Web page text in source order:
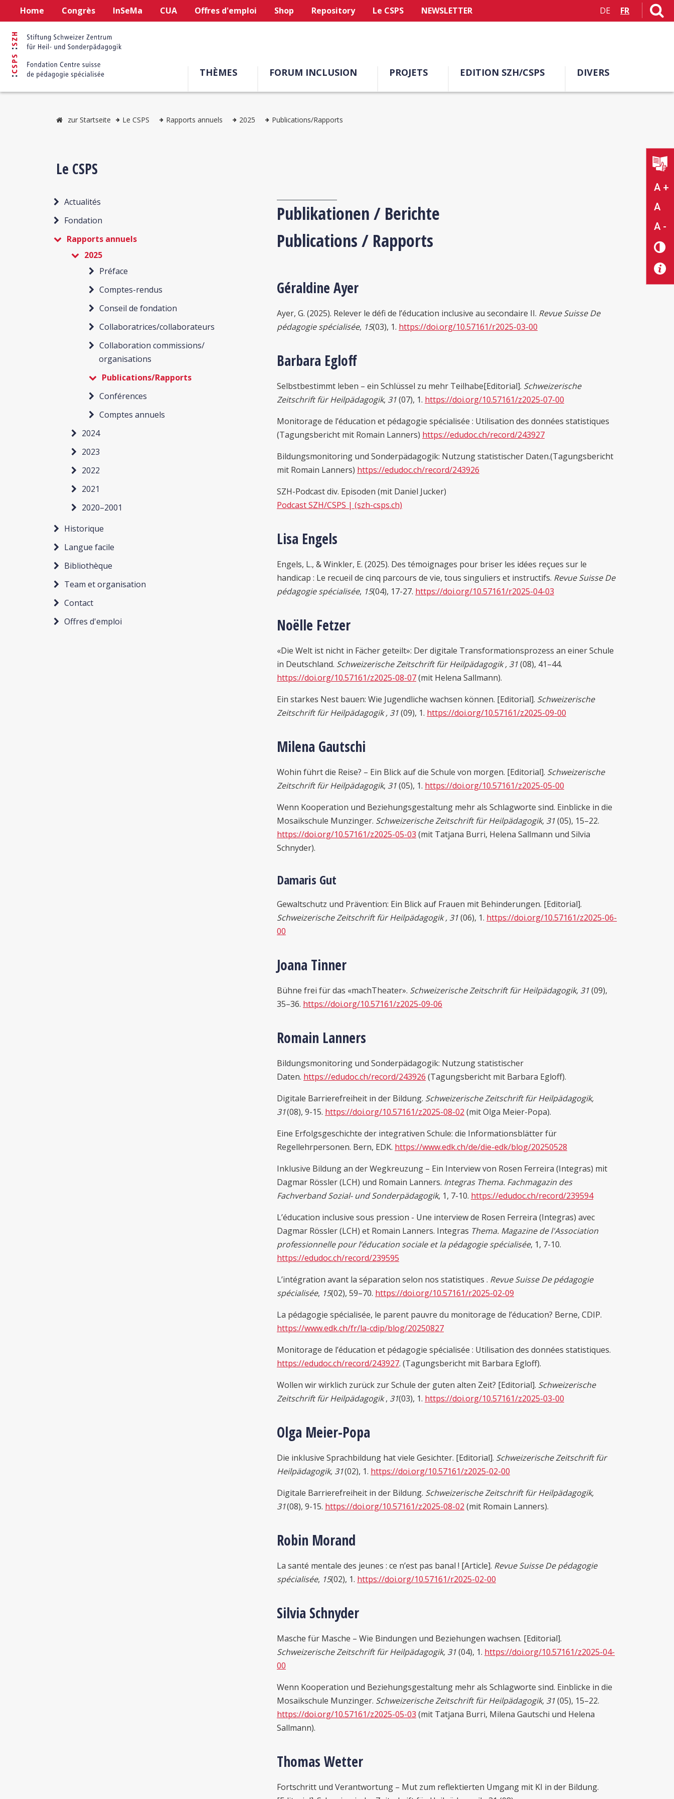
Home Congrès InSeMa CUA Offres d'emploi Shop Repository Le CSPS NEWSLETTER DE FR
THÈMES FORUM INCLUSION PROJETS EDITION SZH/CSPS DIVERS
A +
A
A -
zur Startseite Le CSPS Rapports annuels 2025 Publications/Rapports
Le CSPS
Actualités
Fondation
Rapports annuels
2025
Préface
Comptes-rendus
Conseil de fondation
Collaboratrices/collaborateurs
Collaboration commissions/
organisations
Publications/Rapports
Conférences
Comptes annuels
2024
2023
2022
2021
2020–2001
Historique
Langue facile
Bibliothèque
Team et organisation
Contact
Offres d'emploi
Publikationen / Berichte
Publications / Rapports
Géraldine Ayer
Ayer, G. (2025). Relever le défi de l’éducation inclusive au secondaire II. Revue Suisse De
pédagogie spécialisée, 15(03), 1. https://doi.org/10.57161/r2025-03-00
Barbara Egloff
Selbstbestimmt leben – ein Schlüssel zu mehr Teilhabe[Editorial]. Schweizerische
Zeitschrift für Heilpädagogik, 31(07), 1. https://doi.org/10.57161/z2025-07-00
Monitorage de l’éducation et pédagogie spécialisée : Utilisation des données statistiques
(Tagungsbericht mit Romain Lanners) https://edudoc.ch/record/243927
Bildungsmonitoring und Sonderpädagogik: Nutzung statistischer Daten.(Tagungsbericht
mit Romain Lanners) https://edudoc.ch/record/243926
SZH-Podcast div. Episoden (mit Daniel Jucker)
Podcast SZH/CSPS | (szh-csps.ch)
Lisa Engels
Engels, L., & Winkler, E. (2025). Des témoignages pour briser les idées reçues sur le
handicap : Le recueil de cinq parcours de vie, tous singuliers et instructifs. Revue Suisse De
pédagogie spécialisée, 15(04), 17-27. https://doi.org/10.57161/r2025-04-03
Noëlle Fetzer
«Die Welt ist nicht in Fächer geteilt»: Der digitale Transformationsprozess an einer Schule
in Deutschland. Schweizerische Zeitschrift für Heilpädagogik , 31(08), 41–44.
https://doi.org/10.57161/z2025-08-07(mit Helena Sallmann).
Ein starkes Nest bauen: Wie Jugendliche wachsen können. [Editorial]. Schweizerische
Zeitschrift für Heilpädagogik , 31(09), 1. https://doi.org/10.57161/z2025-09-00
Milena Gautschi
Wohin führt die Reise? – Ein Blick auf die Schule von morgen. [Editorial]. Schweizerische
Zeitschrift für Heilpädagogik, 31(05), 1. https://doi.org/10.57161/z2025-05-00
Wenn Kooperation und Beziehungsgestaltung mehr als Schlagworte sind. Einblicke in die
Mosaikschule Munzinger. Schweizerische Zeitschrift für Heilpädagogik, 31(05), 15–22.
https://doi.org/10.57161/z2025-05-03 (mit Tatjana Burri, Helena Sallmann und Silvia
Schnyder).
Damaris Gut
Gewaltschutz und Prävention: Ein Blick auf Frauen mit Behinderungen. [Editorial].
Schweizerische Zeitschrift für Heilpädagogik , 31(06), 1. https://doi.org/10.57161/z2025-06-
00
Joana Tinner
Bühne frei für das «machTheater». Schweizerische Zeitschrift für Heilpädagogik, 31(09),
35–36. https://doi.org/10.57161/z2025-09-06
Romain Lanners
Bildungsmonitoring und Sonderpädagogik: Nutzung statistischer
Daten. https://edudoc.ch/record/243926 (Tagungsbericht mit Barbara Egloff).
Digitale Barrierefreiheit in der Bildung. Schweizerische Zeitschrift für Heilpädagogik,
31(08), 9-15. https://doi.org/10.57161/z2025-08-02 (mit Olga Meier-Popa).
Eine Erfolgsgeschichte der integrativen Schule: die Informationsblätter für
Regellehrpersonen. Bern, EDK. https://www.edk.ch/de/die-edk/blog/20250528
Inklusive Bildung an der Wegkreuzung – Ein Interview von Rosen Ferreira (Integras) mit
Dagmar Rössler (LCH) und Romain Lanners. Integras Thema. Fachmagazin des
Fachverband Sozial- und Sonderpädagogik, 1, 7-10. https://edudoc.ch/record/239594
L’éducation inclusive sous pression - Une interview de Rosen Ferreira (Integras) avec
Dagmar Rössler (LCH) et Romain Lanners. Integras Thema. Magazine de l'Association
professionnelle pour l’éducation sociale et la pédagogie spécialisée, 1, 7-10.
https://edudoc.ch/record/239595
L’intégration avant la séparation selon nos statistiques . Revue Suisse De pédagogie
spécialisée, 15(02), 59–70. https://doi.org/10.57161/r2025-02-09
La pédagogie spécialisée, le parent pauvre du monitorage de l’éducation? Berne, CDIP.
https://www.edk.ch/fr/la-cdip/blog/20250827
Monitorage de l’éducation et pédagogie spécialisée : Utilisation des données statistiques.
https://edudoc.ch/record/243927. (Tagungsbericht mit Barbara Egloff).
Wollen wir wirklich zurück zur Schule der guten alten Zeit? [Editorial]. Schweizerische
Zeitschrift für Heilpädagogik, 31(03), 1. https://doi.org/10.57161/z2025-03-00
Olga Meier-Popa
Die inklusive Sprachbildung hat viele Gesichter. [Editorial]. Schweizerische Zeitschrift für
Heilpädagogik, 31(02), 1. https://doi.org/10.57161/z2025-02-00
Digitale Barrierefreiheit in der Bildung. Schweizerische Zeitschrift für Heilpädagogik,
31(08), 9-15. https://doi.org/10.57161/z2025-08-02 (mit Romain Lanners).
Robin Morand
La santé mentale des jeunes : ce n’est pas banal ! [Article]. Revue Suisse De pédagogie
spécialisée, 15(02), 1. https://doi.org/10.57161/r2025-02-00
Silvia Schnyder
Masche für Masche – Wie Bindungen und Beziehungen wachsen. [Editorial].
Schweizerische Zeitschrift für Heilpädagogik, 31(04), 1. https://doi.org/10.57161/z2025-04-
00
Wenn Kooperation und Beziehungsgestaltung mehr als Schlagworte sind. Einblicke in die
Mosaikschule Munzinger. Schweizerische Zeitschrift für Heilpädagogik, 31(05), 15–22.
https://doi.org/10.57161/z2025-05-03 (mit Tatjana Burri, Milena Gautschi und Helena
Sallmann).
Thomas Wetter
Fortschritt und Verantwortung – Mut zum reflektierten Umgang mit KI in der Bildung.